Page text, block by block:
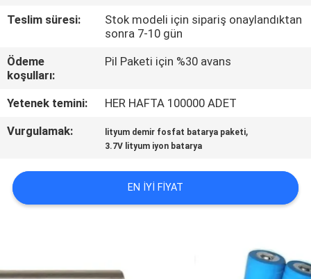
BIZIMLE
ILETIŞIME
GEÇIN
HABERLER
VAKALAR
BIR
Teslim süresi:
Stok modeli için sipariş onaylandıktan
sonra 7-10 gün
Ödeme
koşulları:
Pil Paketi için %30 avans
Yetenek temini:
HER HAFTA 100000 ADET
Vurgulamak:
lityum demir fosfat batarya paketi,
3.7V lityum iyon batarya
EN IYI FIYAT